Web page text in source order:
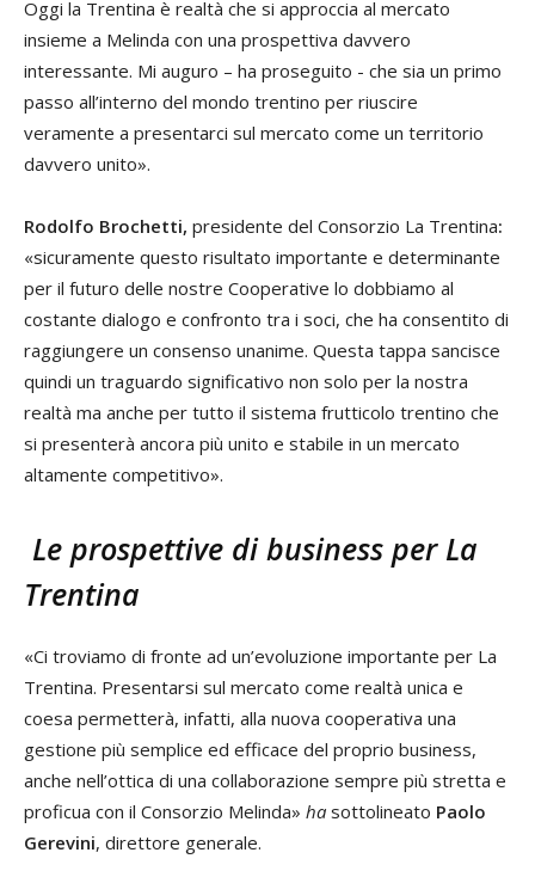
Oggi la Trentina è realtà che si approccia al mercato
insieme a Melinda con una prospettiva davvero
interessante. Mi auguro – ha proseguito - che sia un primo
passo all’interno del mondo trentino per riuscire
veramente a presentarci sul mercato come un territorio
davvero unito».
Rodolfo Brochetti, presidente del Consorzio La Trentina:
«sicuramente questo risultato importante e determinante
per il futuro delle nostre Cooperative lo dobbiamo al
costante dialogo e confronto tra i soci, che ha consentito di
raggiungere un consenso unanime. Questa tappa sancisce
quindi un traguardo significativo non solo per la nostra
realtà ma anche per tutto il sistema frutticolo trentino che
si presenterà ancora più unito e stabile in un mercato
altamente competitivo».
Le prospettive di business per La
Trentina
«Ci troviamo di fronte ad un’evoluzione importante per La
Trentina. Presentarsi sul mercato come realtà unica e
coesa permetterà, infatti, alla nuova cooperativa una
gestione più semplice ed efficace del proprio business,
anche nell’ottica di una collaborazione sempre più stretta e
proficua con il Consorzio Melinda» ha sottolineato Paolo
Gerevini, direttore generale.